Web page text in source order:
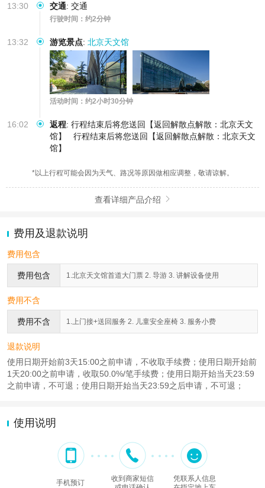
13:30 交通: 交通
行驶时间：约2分钟
13:32 游览景点: 北京天文馆
活动时间：约2小时30分钟
16:02 返程: 行程结束后将您送回【返回解散点解散：北京天文
馆】
行程结束后将您送回【返回解散点解散：北京天文
馆】
*以上行程可能会因为天气、路况等原因做相应调整，敬请谅解。
查看详细产品介绍 
费用及退款说明
费用包含
费用包含 1.北京天文馆首道大门票 2. 导游 3. 讲解设备使用
费用不含
费用不含 1.上门接+送回服务 2. 儿童安全座椅 3. 服务小费
退款说明
使用日期开始前3天15:00之前申请，不收取手续费；使用日期开始前
1天20:00之前申请，收取50.0%/笔手续费；使用日期开始当天23:59
之前申请，不可退；使用日期开始当天23:59之后申请，不可退；
使用说明
手机预订
收到商家短信
凭联系人信息